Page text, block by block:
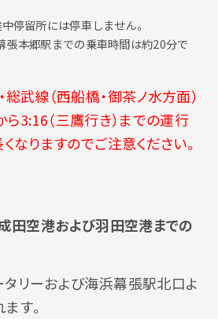
停留所には停車しません。
張本郷駅までの乗車時間は約20分で
総武線（西船橋・御茶ノ水方面）
ら3:16（三鷹行き）までの運行
なりますのでご注意ください。
田空港および羽田空港までの
リーおよび海浜幕張駅北口よ
す。